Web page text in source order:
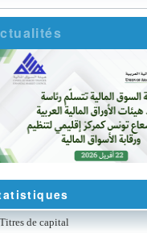
Titres de capital